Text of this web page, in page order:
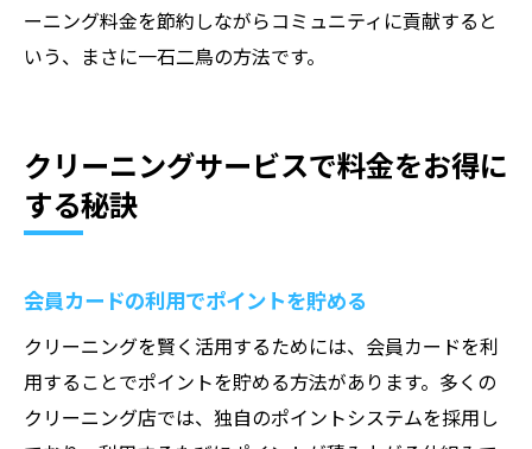
ーニング料金を節約しながらコミュニティに貢献すると
いう、まさに一石二鳥の方法です。
クリーニングサービスで料金をお得に
する秘訣
会員カードの利用でポイントを貯める
クリーニングを賢く活用するためには、会員カードを利
用することでポイントを貯める方法があります。多くの
クリーニング店では、独自のポイントシステムを採用し